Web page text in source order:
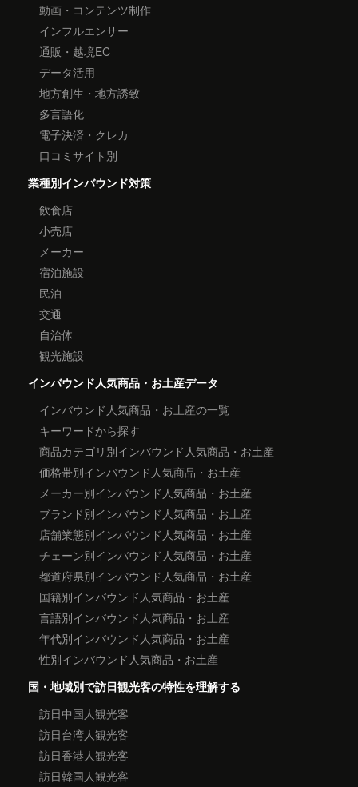
動画・コンテンツ制作
インフルエンサー
通販・越境EC
データ活用
地方創生・地方誘致
多言語化
電子決済・クレカ
口コミサイト別
業種別インバウンド対策
飲食店
小売店
メーカー
宿泊施設
民泊
交通
自治体
観光施設
インバウンド人気商品・お土産データ
インバウンド人気商品・お土産の一覧
キーワードから探す
商品カテゴリ別インバウンド人気商品・お土産
価格帯別インバウンド人気商品・お土産
メーカー別インバウンド人気商品・お土産
ブランド別インバウンド人気商品・お土産
店舗業態別インバウンド人気商品・お土産
チェーン別インバウンド人気商品・お土産
都道府県別インバウンド人気商品・お土産
国籍別インバウンド人気商品・お土産
言語別インバウンド人気商品・お土産
年代別インバウンド人気商品・お土産
性別インバウンド人気商品・お土産
国・地域別で訪日観光客の特性を理解する
訪日中国人観光客
訪日台湾人観光客
訪日香港人観光客
訪日韓国人観光客